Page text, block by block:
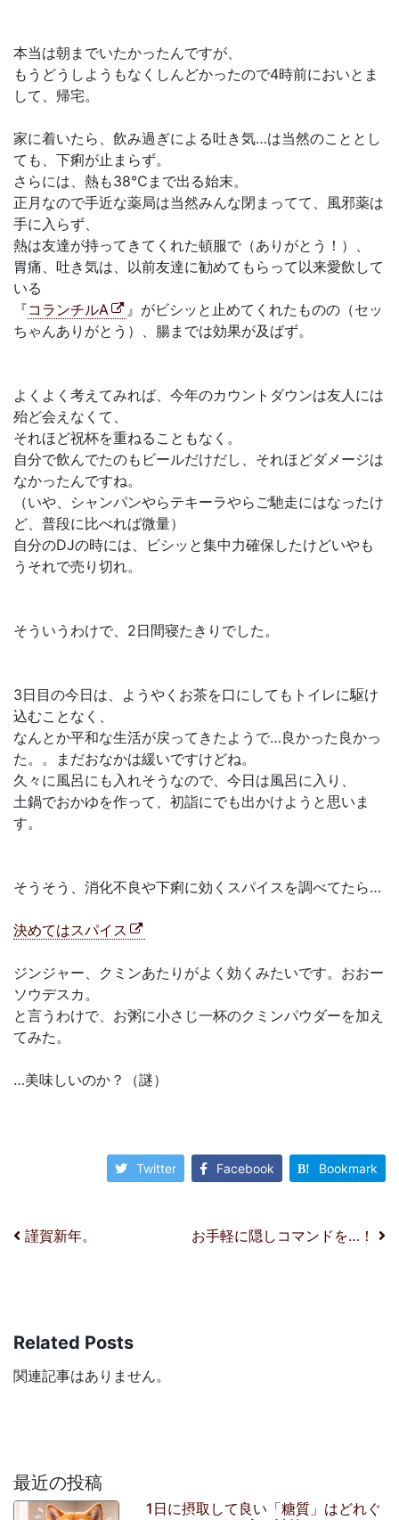
本当は朝までいたかったんですが、
もうどうしようもなくしんどかったので4時前においとま
して、帰宅。
家に着いたら、飲み過ぎによる吐き気…は当然のこととし
ても、下痢が止まらず。
さらには、熱も38℃まで出る始末。
正月なので手近な薬局は当然みんな閉まってて、風邪薬は
手に入らず、
熱は友達が持ってきてくれた頓服で（ありがとう！）、
胃痛、吐き気は、以前友達に勧めてもらって以来愛飲して
いる
『コランチルA
』がビシッと止めてくれたものの（セッ
ちゃんありがとう）、腸までは効果が及ばず。
よくよく考えてみれば、今年のカウントダウンは友人には
殆ど会えなくて、
それほど祝杯を重ねることもなく。
自分で飲んでたのもビールだけだし、それほどダメージは
なかったんですね。
（いや、シャンパンやらテキーラやらご馳走にはなったけ
ど、普段に比べれば微量）
自分のDJの時には、ビシッと集中力確保したけどいやも
うそれで売り切れ。
そういうわけで、2日間寝たきりでした。
3日目の今日は、ようやくお茶を口にしてもトイレに駆け
込むことなく、
なんとか平和な生活が戻ってきたようで…良かった良かっ
た。。まだおなかは緩いですけどね。
久々に風呂にも入れそうなので、今日は風呂に入り、
土鍋でおかゆを作って、初詣にでも出かけようと思いま
す。
そうそう、消化不良や下痢に効くスパイスを調べてたら…
決めてはスパイス
ジンジャー、クミンあたりがよく効くみたいです。おおー
ソウデスカ。
と言うわけで、お粥に小さじ一杯のクミンパウダーを加え
てみた。
…美味しいのか？（謎）
Twitter Facebook Bookmark
投稿ナビゲーション
謹賀新年。 お手軽に隠しコマンドを…！
Related Posts
関連記事はありません。
最近の投稿
1日に摂取して良い「糖質」はどれぐ